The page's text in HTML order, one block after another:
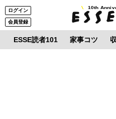
ログイン
会員登録
10th
ESSE読者101 家事コツ